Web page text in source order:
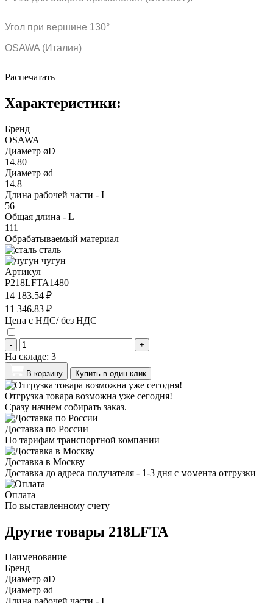
Угол при вершине 130°
OSAWA (Италия)
Распечатать
Характеристики:
Бренд
OSAWA
Диаметр øD
14.80
Диаметр ød
14.8
Длина рабочей части - I
56
Общая длина - L
111
Обрабатываемый материал
сталь
чугун
Артикул
P218LFTA1480
14 183.54 ₽
11 346.83 ₽
Цена с НДС/ без НДС
- +
На складе: 3
В корзину Купить в один клик
Отгрузка товара возможна уже сегодня!
Сразу начнем собирать заказ.
Доставка по России
По тарифам транспортной компании
Доставка в Москву
Доставка до адреса получателя - 1-3 дня с момента отгрузки
Оплата
По выставленному счету
Другие товары 218LFTA
Наименование
Бренд
Диаметр øD
Диаметр ød